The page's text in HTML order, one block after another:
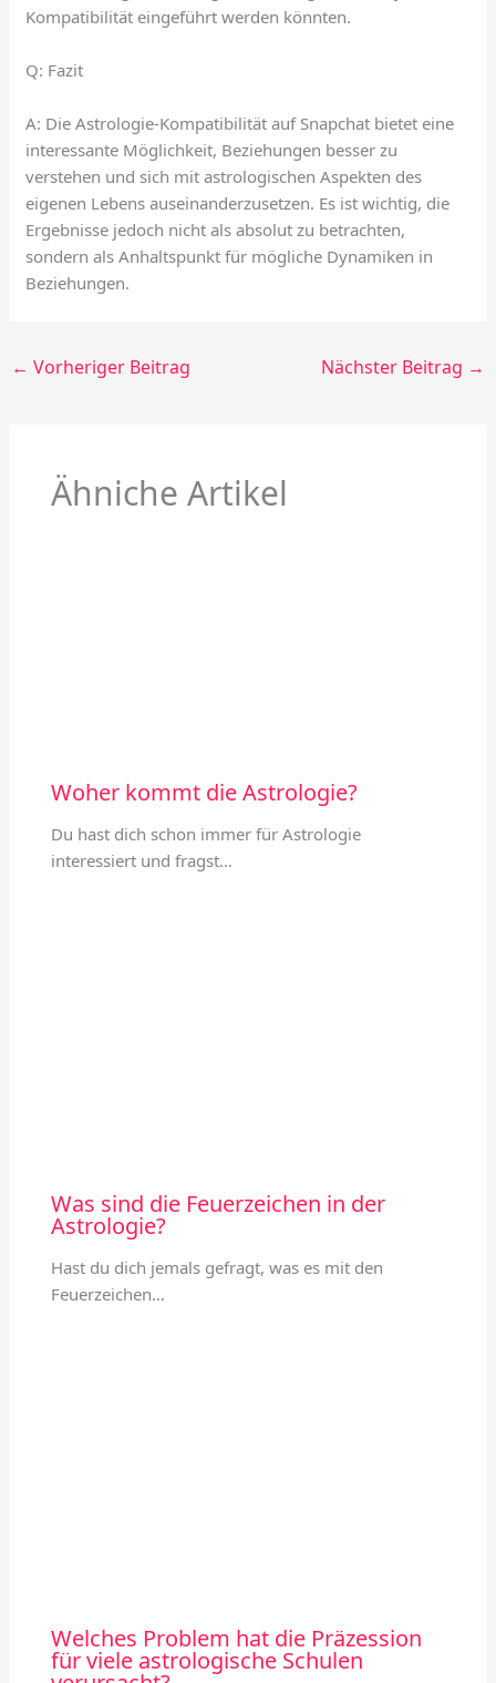
Kompatibilität eingeführt werden könnten.
Q: Fazit
A: Die Astrologie-Kompatibilität auf Snapchat bietet eine
interessante Möglichkeit, Beziehungen besser zu
verstehen und sich mit astrologischen Aspekten des
eigenen Lebens auseinanderzusetzen. Es ist wichtig, die
Ergebnisse jedoch nicht als absolut zu betrachten,
sondern als Anhaltspunkt für mögliche Dynamiken in
Beziehungen.
← Vorheriger Beitrag Nächster Beitrag →
Ähniche Artikel
Woher kommt die Astrologie?
Du hast dich schon immer für Astrologie
interessiert und fragst…
Was sind die Feuerzeichen in der
Astrologie?
Hast du dich jemals gefragt, was es mit den
Feuerzeichen…
Welches Problem hat die Präzession
für viele astrologische Schulen